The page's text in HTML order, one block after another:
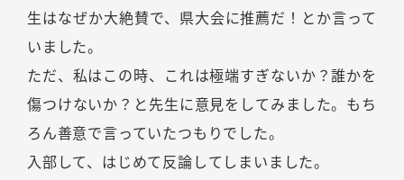
生はなぜか大絶賛で、県大会に推薦だ！とか言って
いました。
ただ、私はこの時、これは極端すぎないか？誰かを
傷つけないか？と先生に意見をしてみました。もち
ろん善意で言っていたつもりでした。
入部して、はじめて反論してしまいました。